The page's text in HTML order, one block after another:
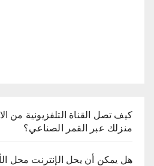
كيف تصل القناة التلفزيونية من
منزلك عبر القمر الصناعي؟
هل يمكن أن يحل الإنترنت محل